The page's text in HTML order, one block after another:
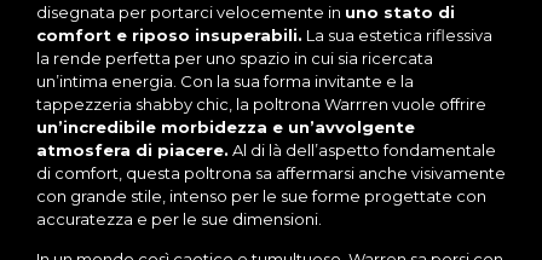
disegnata per portarci velocemente in uno stato di
comfort e riposo insuperabili. La sua estetica riflessiva
la rende perfetta per uno spazio in cui sia ricercata
un’intima energia. Con la sua forma invitante e la
tappezzeria shabby chic, la poltrona Warrren vuole offrire
un’incredibile morbidezza e un’avvolgente
atmosfera di piacere. Al di là dell’aspetto fondamentale
di comfort, questa poltrona sa affermarsi anche visivamente
con grande stile, intenso per le sue forme progettate con
accuratezza e per le sue dimensioni.